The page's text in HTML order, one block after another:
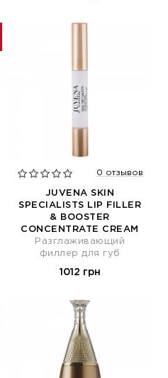
0 отзывов
JUVENA SKIN
SPECIALISTS LIP FILLER
& BOOSTER
CONCENTRATE CREAM
Разглаживающий
филлер для губ
1012 грн